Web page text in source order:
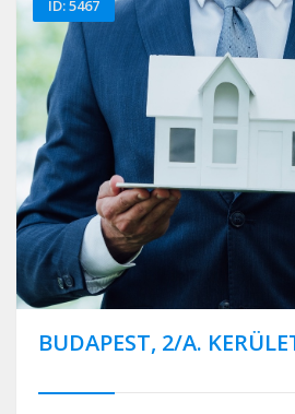
ID: 5467
BUDAPEST, 2/A.